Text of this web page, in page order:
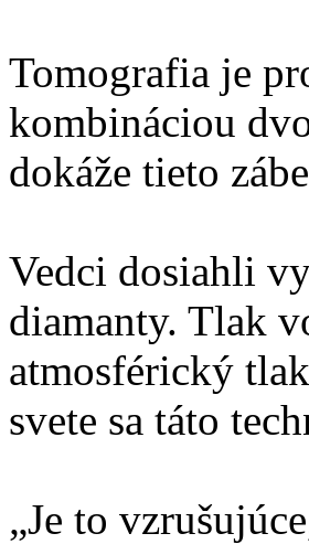
Tomografia je
kombináciou
dokáže tieto
Vedci dosiahli
diamanty. Tlak
atmosférický
svete sa táto
„Je to